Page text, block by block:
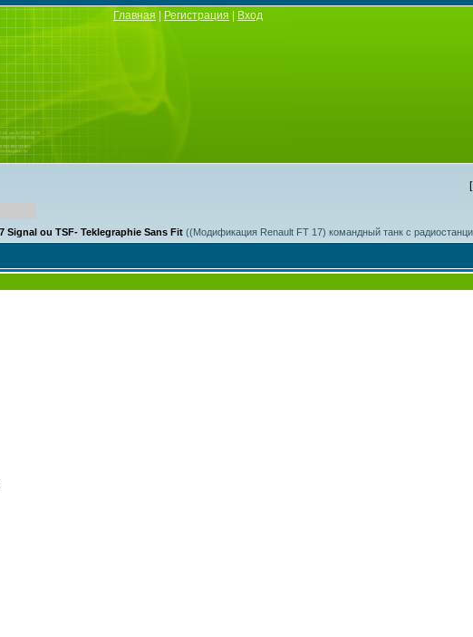
Главная Регистрация Вход
Signal ou TSF- Teklegraphie Sans Fit ((Модификация Renault FT 17) командный танк с